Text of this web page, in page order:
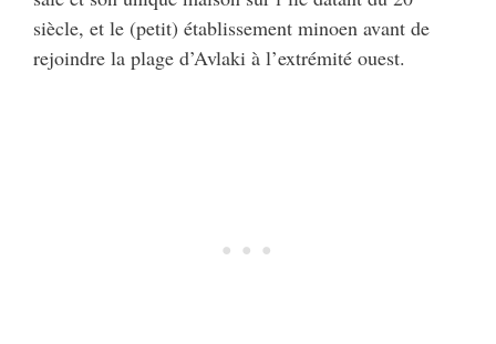
siècle, et le (petit) établissement minoen avant de
rejoindre la plage d’Avlaki à l’extrémité ouest.